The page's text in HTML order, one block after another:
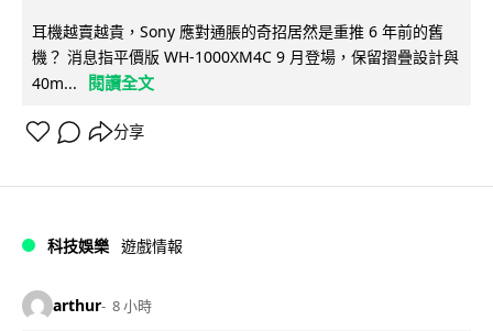
耳機越賣越貴，Sony 應對通脹的奇招居然是重推 6 年前的舊
機？ 消息指平價版 WH-1000XM4C 9 月登場，保留摺疊設計與
40m...
閱讀全文
分享
科技娛樂 遊戲情報
arthur 8 小時